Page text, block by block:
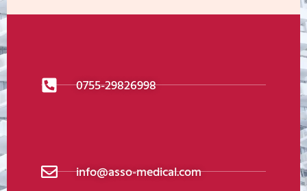
0755-29826998
info@asso-medical.com